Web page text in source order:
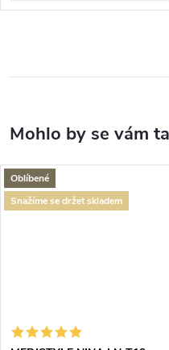
Oblíbené
Snažíme se držet skladem